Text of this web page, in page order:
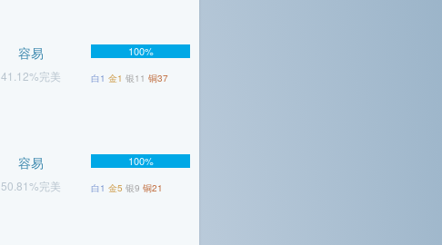
容易
41.12%完美
100%
白1 金1 银11 铜37
容易
50.81%完美
100%
白1 金5 银9 铜21